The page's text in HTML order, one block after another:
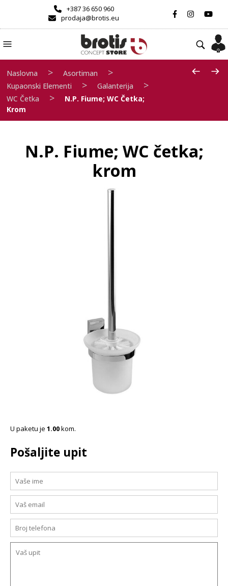
+387 36 650 960
prodaja@brotis.eu
Naslovna > Asortiman >
Kupaonski Elementi > Galanterija >
WC Četka >
N.P. Fiume; WC Četka;
Krom
N.P. Fiume; WC četka;
krom
U paketu je 1.00kom.
Pošaljite upit